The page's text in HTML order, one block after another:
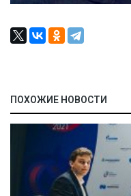
ПОХОЖИЕ НОВОСТИ